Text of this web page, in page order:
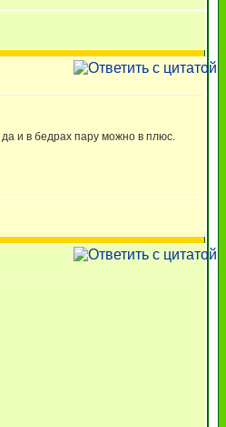
и в бедрах пару можно в плюс.